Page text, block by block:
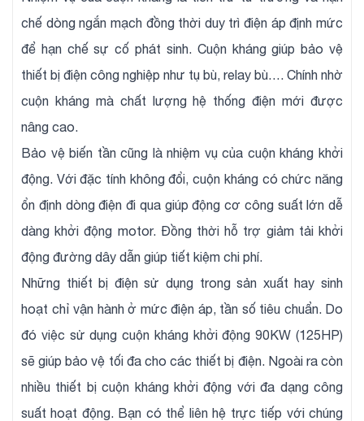
chế dòng ngắn mạch đồng thời duy trì điện áp định mức
để hạn chế sự cố phát sinh. Cuộn kháng giúp bảo vệ
thiết bị điện công nghiệp như tụ bù, relay bù…. Chính nhờ
cuộn kháng mà chất lượng hệ thống điện mới được
nâng cao.
Bảo vệ biến tần cũng là nhiệm vụ của cuộn kháng khởi
động. Với đặc tính không đổi, cuộn kháng có chức năng
ổn định dòng điện đi qua giúp động cơ công suất lớn dễ
dàng khởi động motor. Đồng thời hỗ trợ giảm tải khởi
động đường dây dẫn giúp tiết kiệm chi phí.
Những thiết bị điện sử dụng trong sản xuất hay sinh
hoạt chỉ vận hành ở mức điện áp, tần số tiêu chuẩn. Do
đó việc sử dụng cuộn kháng khởi động 90KW (125HP)
sẽ giúp bảo vệ tối đa cho các thiết bị điện. Ngoài ra còn
nhiều thiết bị cuộn kháng khởi động với đa dạng công
suất hoạt động. Bạn có thể liên hệ trực tiếp với chúng